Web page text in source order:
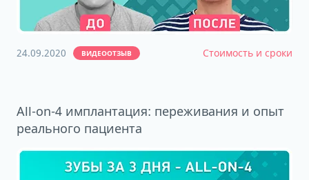
24.09.2020 ВИДЕООТЗЫВ Стоимость и сроки
All-on-4 имплантация: переживания и опыт
реального пациента